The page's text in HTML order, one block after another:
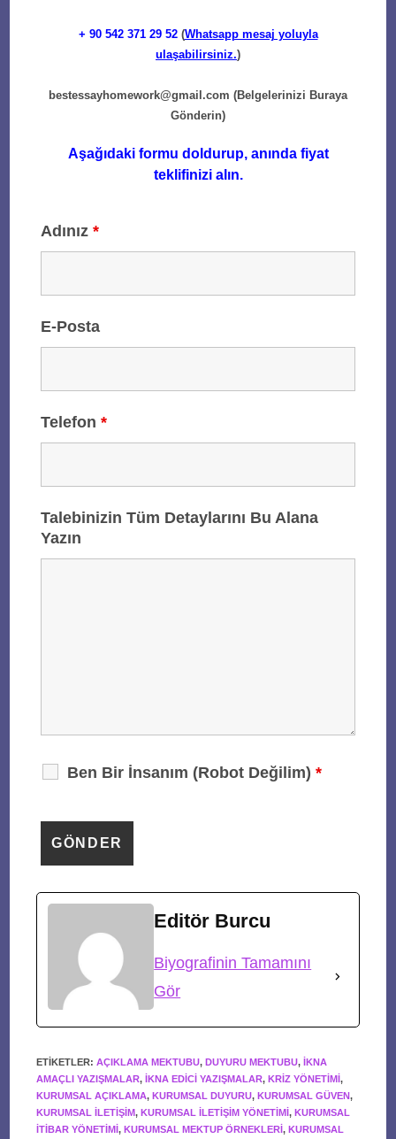
+ 90 542 371 29 52(Whatsapp mesaj yoluyla
ulaşabilirsiniz.)
bestessayhomework@gmail.com (Belgelerinizi Buraya
Gönderin)
Aşağıdaki formu doldurup, anında fiyat
teklifinizi alın.
Adınız*
E-Posta
Telefon*
Talebinizin Tüm Detaylarını Bu Alana
Yazın
Ben Bir İnsanım (Robot Değilim)*
Editör Burcu
Biyografinin Tamamını
Gör
ETIKETLER:AÇIKLAMA MEKTUBU, DUYURU MEKTUBU, IKNA
AMAÇLI YAZIŞMALAR, IKNA EDICI YAZIŞMALAR, KRIZ YÖNETIMI,
KURUMSAL AÇIKLAMA, KURUMSAL DUYURU, KURUMSAL GÜVEN,
KURUMSAL ILETIŞIM, KURUMSAL ILETIŞIM YÖNETIMI, KURUMSAL
ITIBAR YÖNETIMI, KURUMSAL MEKTUP ÖRNEKLERI, KURUMSAL